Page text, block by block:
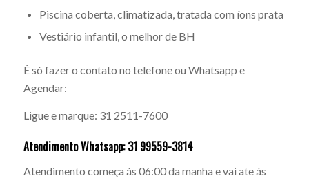
Piscina coberta, climatizada, tratada com íons prata
Vestiário infantil, o melhor de BH
É só fazer o contato no telefone ou Whatsapp e
Agendar:
Ligue e marque: 31 2511-7600
Atendimento Whatsapp: 31 99559-3814
Atendimento começa ás 06:00 da manha e vai ate ás